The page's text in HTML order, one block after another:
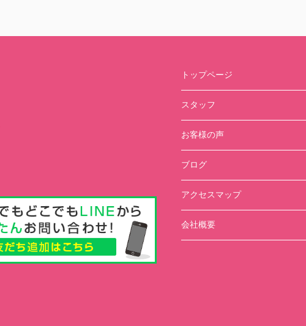
トップページ
スタッフ
お客様の声
ブログ
アクセスマップ
会社概要